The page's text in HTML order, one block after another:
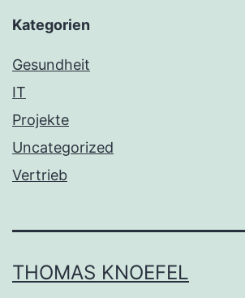
Kategorien
Gesundheit
IT
Projekte
Uncategorized
Vertrieb
THOMAS KNOEFEL